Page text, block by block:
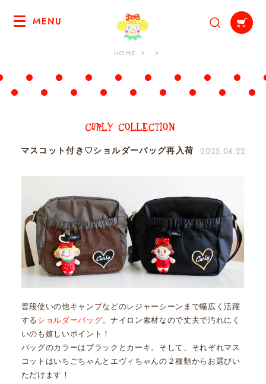
MENU
HOME
マスコット付き♡ショルダーバッグ再入荷 2025.06.22
普段使いの他キャンプなどのレジャーシーンまで幅広く活躍
する ショルダーバッグ。ナイロン素材なので丈夫で汚れにく
いのも嬉しいポイント！
バッグのカラーはブラックとカーキ。そして、それぞれマス
コットはいちごちゃんとエヴィちゃんの２種類からお選びい
ただけます！